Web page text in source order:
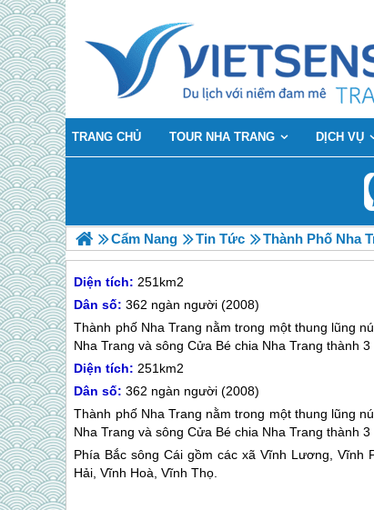
TRANG CHỦ TOUR NHA TRANG DỊCH VỤ
Cẩm Nang Tin Tức Thành Phố Nha
Diện tích: 251km2
Dân số: 362 ngàn người (2008)
Thành phố Nha Trang nằm trong một thung lũng
Nha Trang và sông Cửa Bé chia Nha Trang thành
Diện tích: 251km2
Dân số: 362 ngàn người (2008)
Thành phố Nha Trang nằm trong một thung lũng
Nha Trang và sông Cửa Bé chia Nha Trang thành 3
Phía Bắc sông Cái gồm các xã Vĩnh Lương,
Hải, Vĩnh Hoà, Vĩnh Thọ.